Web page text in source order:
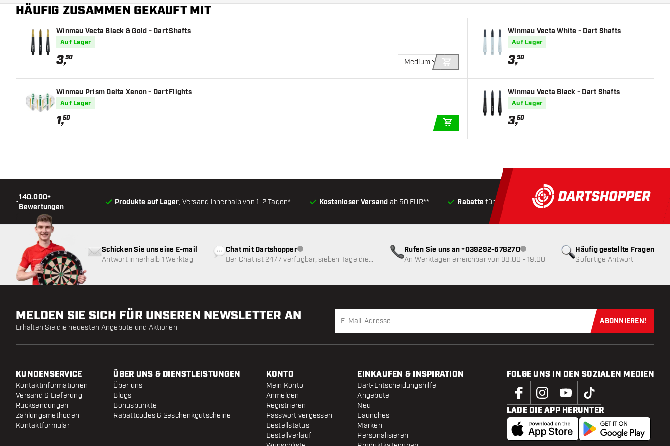
HÄUFIG ZUSAMMEN GEKAUFT MIT
Winmau Vecta Black & Gold - Dart Shafts
Auf Lager
3,50
Medium
IN DEN WARENKORB
Winmau Prism Delta Xenon - Dart Flights
Auf Lager
1,50
IN DEN WARENKORB
Winmau Vecta White - Dart Shafts
Auf Lager
3,50
Winmau Vecta Black - Dart Shafts
Auf Lager
3,50
•
140.000+
Bewertungen
Produkte auf Lager, Versand innerhalb von 1-2 Tagen* Kostenloser Versand ab 50 EUR** Rabatte für Kunden Produkte auf Lager, Versand
Häufig gestellte Fragen
Sofortige Antwort
Schicken Sie uns eine E-mail
Antwort innerhalb 1 Werktag
Chat mit DartshopperKundenservice nicht verfügbar
Der Chat ist 24/7 verfügbar, sieben Tage die
Rufen Sie uns an +039292-678270Kundenservice nicht verfügbar
An Werktagen erreichbar von 08:00 - 19:00
MELDEN SIE SICH FÜR UNSEREN NEWSLETTER AN
Erhalten Sie die neuesten Angebote und Aktionen
Jetzt für
ABONNIEREN!
KUNDENSERVICE
Kontaktinformationen
Versand & Lieferung
Rücksendungen
Zahlungsmethoden
Kontaktformular
ÜBER UNS & DIENSTLEISTUNGEN
Über uns
Blogs
Bonuspunkte
Rabattcodes & Geschenkgutscheine
KONTO
Mein Konto
Anmelden
Registrieren
Passwort vergessen
Bestellstatus
Bestellverlauf
EINKAUFEN & INSPIRATION
Dart-Entscheidungshilfe
Angebote
Neu
Launches
Marken
Personalisieren
FOLGE UNS IN DEN SOZIALEN MEDIEN
LADE DIE APP HERUNTER